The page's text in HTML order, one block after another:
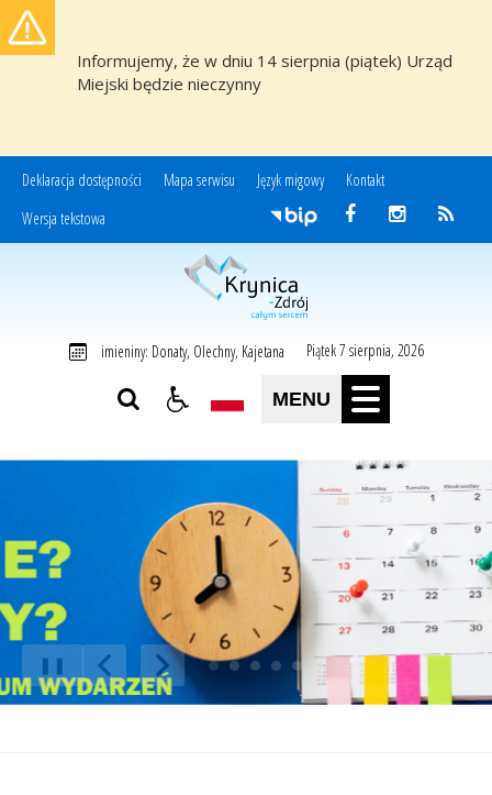
Informujemy, że w dniu 14 sierpnia (piątek) Urząd
Miejski będzie nieczynny
Deklaracja dostępności Mapa serwisu Język migowy
Kontakt
Wersja tekstowa
Miasto i Gmina Uzdrowiskowa Krynica-Zdrój
imieniny: Donaty, Olechny, Kajetana Piątek 7 sierpnia, 2026
MENU
Poprzedni Element
Następny Element
❚❚